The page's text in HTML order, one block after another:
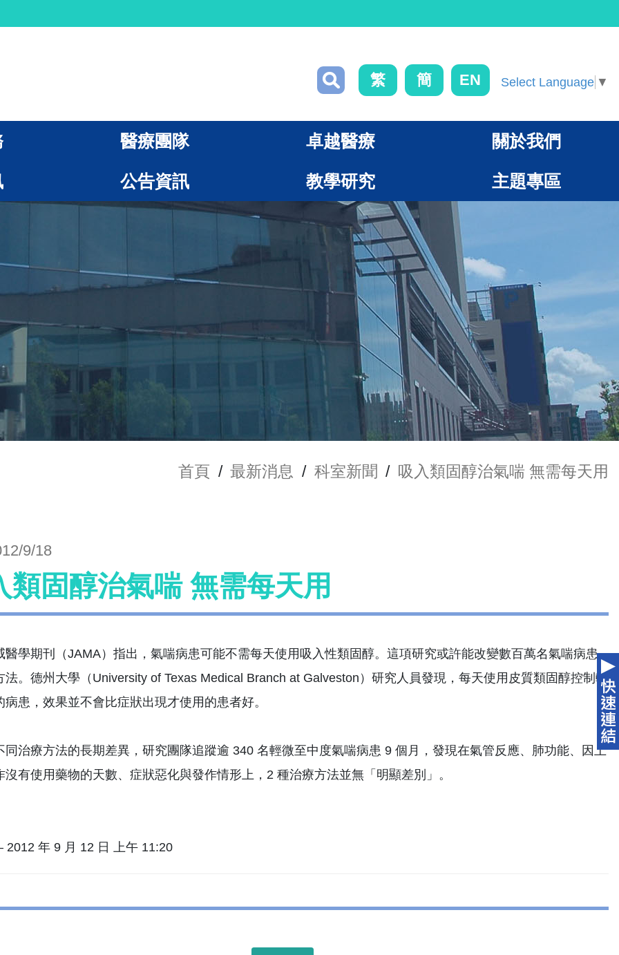
繁 簡 EN Select Language ▼
醫療團隊 卓越醫療 關於我們
公告資訊 教學研究 主題專區
首頁 / 最新消息 / 科室新聞 / 吸入類固醇治氣喘 無需每天用
9/18
類固醇治氣喘 無需每天用
醫學期刊（JAMA）指出，氣喘病患可能不需每天使用吸入性類固醇。這項研究或許能改變數百萬名氣喘病患
法。德州大學（University of Texas Medical Branch at Galveston）研究人員發現，每天使用皮質類固醇控制輕
病患，效果並不會比症狀出現才使用的患者好。
同治療方法的長期差異，研究團隊追蹤逾 340 名輕微至中度氣喘病患 9 個月，發現在氣管反應、肺功能、因上
沒有使用藥物的天數、症狀惡化與發作情形上，2 種治療方法並無「明顯差別」。
2012 年 9 月 12 日 上午 11:20